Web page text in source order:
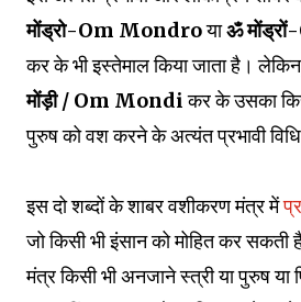
मोंड्रो-Om Mondroयाॐ
कर के भी इस्तेमाल किया जाता है।
मोंड़ी / Om Mondiकर के उसका
पुरुष को वश करने के अत्यंत प्रभावी विधि
इस दो शब्दों के शाबर वशीकरण मंत्र में
जो किसी भी इंसान को मोहित कर
मंत्र किसी भी अनजाने स्त्री या पुरुष या